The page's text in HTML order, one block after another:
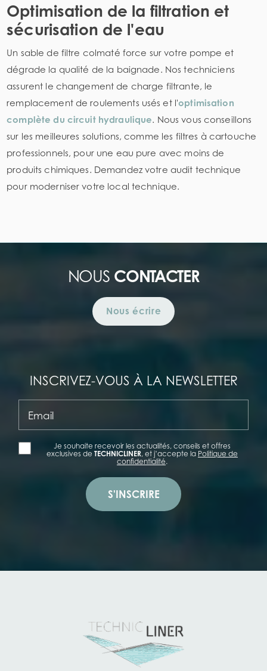
Optimisation de la filtration et
sécurisation de l'eau
Un sable de filtre colmaté force sur votre pompe et
dégrade la qualité de la baignade. Nos techniciens
assurent le changement de charge filtrante, le
remplacement de roulements usés et l'optimisation
complète du circuit hydraulique. Nous vous conseillons
sur les meilleures solutions, comme les filtres à cartouche
professionnels, pour une eau pure avec moins de
produits chimiques. Demandez votre audit technique
pour moderniser votre local technique.
NOUS CONTACTER
Nous écrire
INSCRIVEZ-VOUS À LA NEWSLETTER
Email
Je souhaite recevoir les actualités, conseils et offres
exclusives de TECHNICLINER, et j’accepte la Politique de
confidentialité.